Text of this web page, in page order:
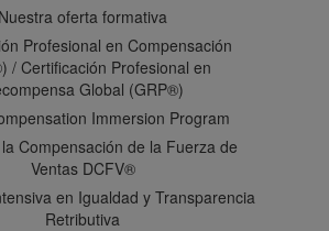
Nuestra oferta formativa
Profesional en Compensación
/ Certificación Profesional en
Global (GRP®)
Immersion Program
Compensación de la Fuerza de
Ventas DCFV®
en Igualdad y Transparencia
Retributiva